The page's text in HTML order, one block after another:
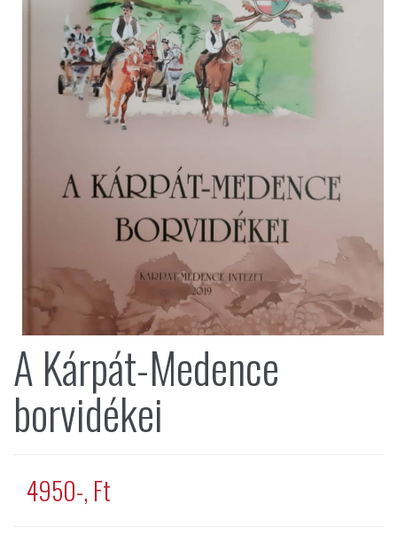
A Kárpát-Medence
borvidékei
4950-, Ft